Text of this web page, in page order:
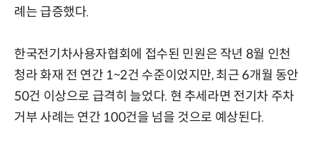
례는 급증했다.
한국전기차사용자협회에 접수된 민원은 작년 8월 인천
청라 화재 전 연간 1~2건 수준이었지만, 최근 6개월 동안
50건 이상으로 급격히 늘었다. 현 추세라면 전기차 주차
거부 사례는 연간 100건을 넘을 것으로 예상된다.